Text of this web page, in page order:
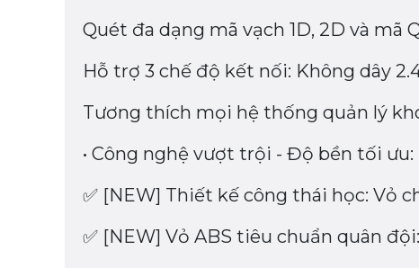
Quét đa dạng mã vạch 1D, 2D và mã
Hỗ trợ 3 chế độ kết nối: Không dây
Tương thích mọi hệ thống quản lý
• Công nghệ vượt trội - Độ bền tối ưu:
✅ [NEW] Thiết kế công thái học: Vỏ
✅ [NEW] Vỏ ABS tiêu chuẩn quân